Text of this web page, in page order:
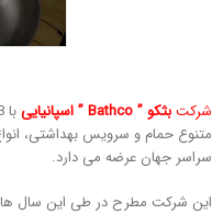
بثکو ” Bathco ” اسپانیایی
حمام و سرویس بهداشتی،
جهان عرضه می دارد.
شرکت مطرح در طی این سال ها با